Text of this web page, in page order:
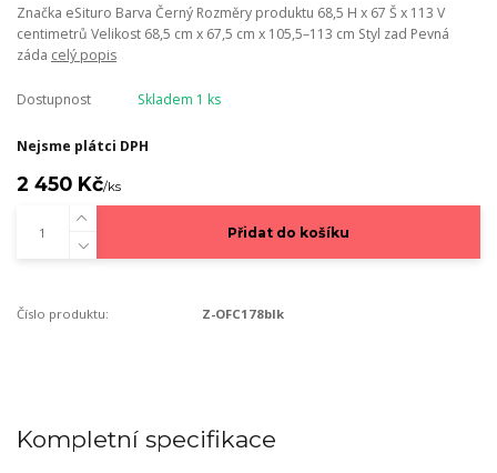
Značka eSituro Barva Černý Rozměry produktu 68,5 H x 67 Š x 113 V
centimetrů Velikost 68,5 cm x 67,5 cm x 105,5–113 cm Styl zad Pevná
záda celý popis
Dostupnost Skladem 1 ks
Nejsme plátci DPH
2 450 Kč/ks
Přidat do košíku
Číslo produktu: Z-OFC178blk
Kompletní specifikace